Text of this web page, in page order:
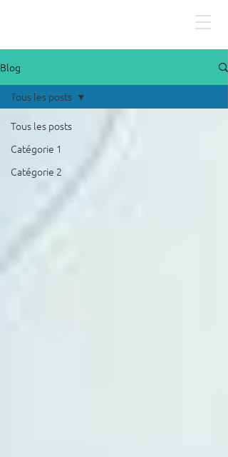
Blog
Tous les posts
Catégorie 1
Catégorie 2
Tous les posts